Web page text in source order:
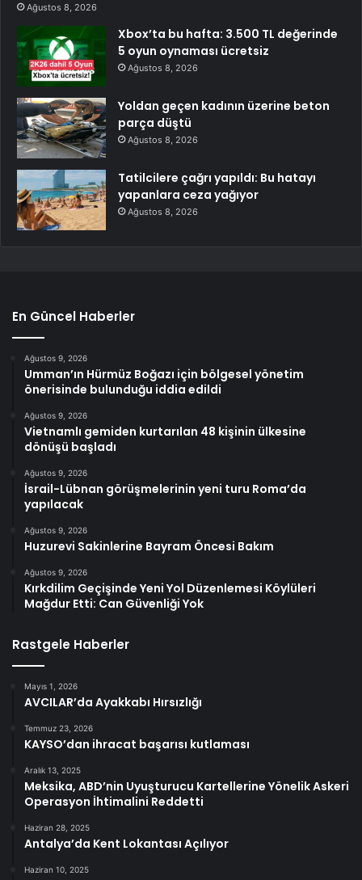
Ağustos 8, 2026
Xbox’ta bu hafta: 3.500 TL değerinde
5 oyun oynaması ücretsiz
Ağustos 8, 2026
Yoldan geçen kadının üzerine beton
parça düştü
Ağustos 8, 2026
Tatilcilere çağrı yapıldı: Bu hatayı
yapanlara ceza yağıyor
Ağustos 8, 2026
En Güncel Haberler
Ağustos 9, 2026
Umman’ın Hürmüz Boğazı için bölgesel yönetim
önerisinde bulunduğu iddia edildi
Ağustos 9, 2026
Vietnamlı gemiden kurtarılan 48 kişinin ülkesine
dönüşü başladı
Ağustos 9, 2026
İsrail-Lübnan görüşmelerinin yeni turu Roma’da
yapılacak
Ağustos 9, 2026
Huzurevi Sakinlerine Bayram Öncesi Bakım
Ağustos 9, 2026
Kırkdilim Geçişinde Yeni Yol Düzenlemesi Köylüleri
Mağdur Etti: Can Güvenliği Yok
Rastgele Haberler
Mayıs 1, 2026
AVCILAR’da Ayakkabı Hırsızlığı
Temmuz 23, 2026
KAYSO’dan ihracat başarısı kutlaması
Aralık 13, 2025
Meksika, ABD’nin Uyuşturucu Kartellerine Yönelik Askeri
Operasyon İhtimalini Reddetti
Haziran 28, 2025
Antalya’da Kent Lokantası Açılıyor
Haziran 10, 2025